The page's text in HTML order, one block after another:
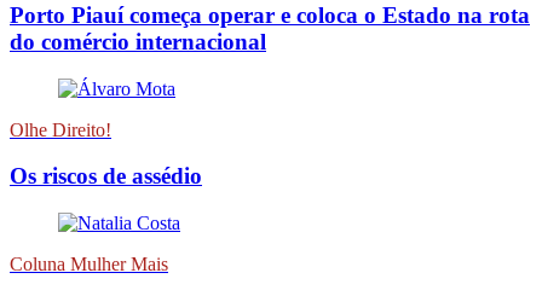
Porto Piauí começa operar e coloca o Estado na rota
do comércio internacional
Olhe Direito!
Os riscos de assédio
Coluna Mulher Mais